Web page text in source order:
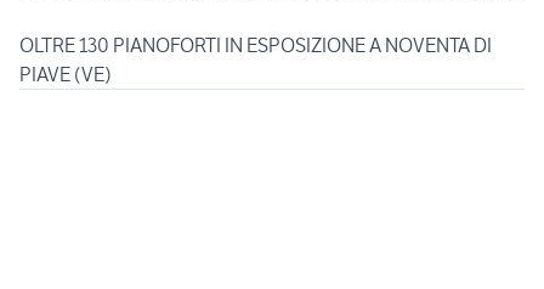
OLTRE 130 PIANOFORTI IN ESPOSIZIONE A NOVENTA DI
PIAVE (VE)